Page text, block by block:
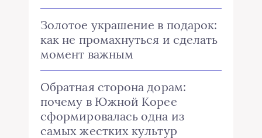
Золотое украшение в подарок:
как не промахнуться и сделать
момент важным
Обратная сторона дорам:
почему в Южной Корее
сформировалась одна из
самых жестких культур